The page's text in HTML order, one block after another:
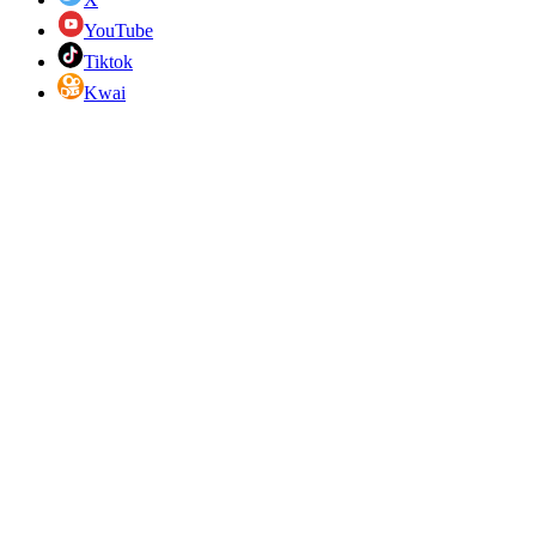
YouTube
Tiktok
Kwai